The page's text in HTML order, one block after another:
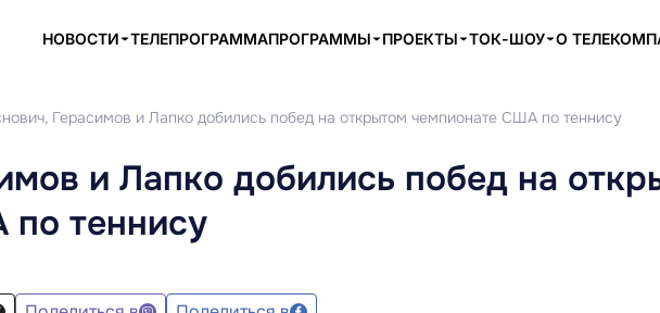
НОВОСТИ ТЕЛЕПРОГРАММАПРОГРАММЫ ПРОЕКТЫ ТОК-ШОУ О
Герасимов и Лапко добились побед на открытом чемпионате США по теннису
и Лапко добились побед на
теннису